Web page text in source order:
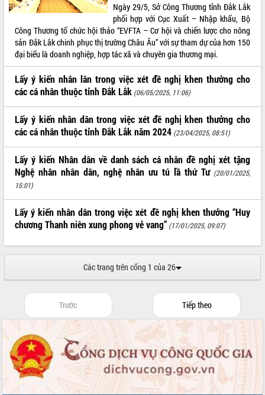
VIDEO
Lễ truy tặng danh hiệu “Bà Mẹ Việt
Nam Anh hùng” và trao Huân chương
UBND tỉnh Đắk Lắk triển khai nhiệm
vụ 6 tháng cuối năm 2026
tỉnh khóa XI quyết nghị nhiều nội dung
quan trọng
Bí thư Tỉnh ủy Lương Nguyễn Minh
Triết thăm, tặng quà người có công với
ALBUM ẢNH
Ngày 29/5, Sở Công Thương tỉnh Đắk Lắk
phối hợp với Cục Xuất – Nhập khẩu, Bộ
Công Thương tổ chức hội thảo “EVFTA – Cơ hội và chiến lược cho nông
sản Đắk Lắk chinh phục thị trường Châu Âu” với sự tham dự của hơn 150
đại biểu là doanh nghiệp, hợp tác xã và chuyên gia thương mại.
Lấy ý kiến nhân lân trong việc xét đề nghị khen thưởng cho
các cá nhân thuộc tỉnh Đắk Lắk (06/05/2025, 11:06)
Lấy ý kiến nhân dân trong việc xét đề nghị khen thưởng cho
các cá nhân thuộc tỉnh Đắk Lắk năm 2024 (23/04/2025, 08:51)
Lấy ý kiến Nhân dân về danh sách cá nhân đề nghị xét tặng
Nghệ nhân nhân dân, nghệ nhân ưu tú lầ thứ Tư (20/01/2025,
15:01)
Lấy ý kiến nhân dân trong việc xét đề nghị khen thưởng “Huy
chương Thanh niên xung phong vẻ vang” (17/01/2025, 09:07)
Các trang trên cổng 1 của 26
Trước Tiếp theo